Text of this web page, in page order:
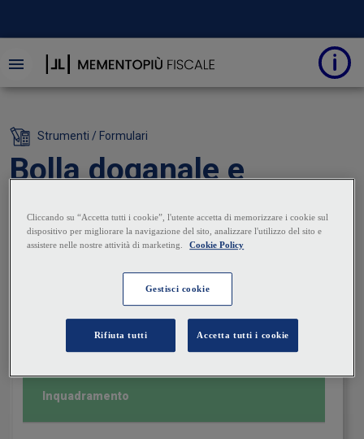
Strumenti / Formulari
Bolla doganale e
ravvedimento operoso
Stefano Comisi
CORRELAZIONI
Inquadramento